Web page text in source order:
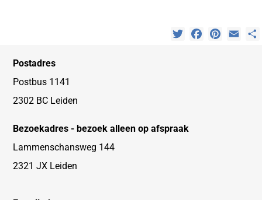
TwitterFacebookPinterest
Postadres
Postbus 1141
2302 BC Leiden
Bezoekadres - bezoek alleen op afspraak
Lammenschansweg 144
2321 JX Leiden